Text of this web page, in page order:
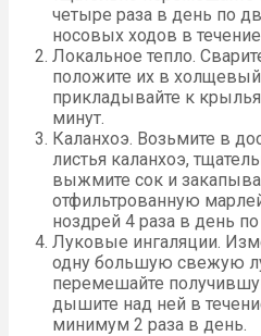
четыре раза в день по
носовых ходов в
Локальное тепло.
положите их в
прикладывайте к
минут.
Каланхоэ. Возьмите в
листья каланхоэ,
выжмите сок и
отфильтрованную
ноздрей 4 раза в день
Луковые ингаляции.
одну большую свежую
перемешайте
дышите над ней в
минимум 2 раза в день.